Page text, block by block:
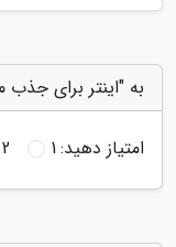
به "اینتر برای
امتیاز دهید:1
2